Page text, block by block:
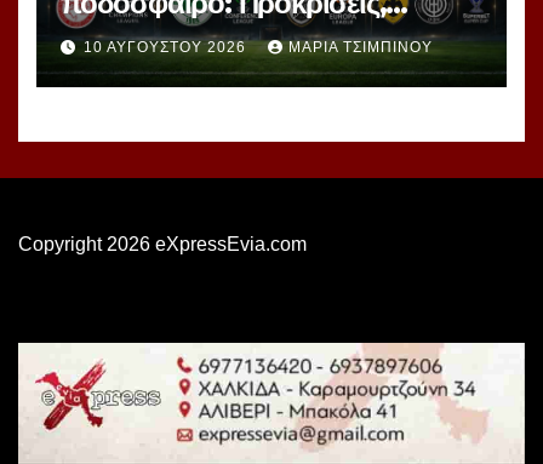
ανατροπές και ο πρώτος τίτλος
10 ΑΥΓΟΎΣΤΟΥ 2026 ΜΑΡΊΑ ΤΣΙΜΠΙΝΟΎ
Copyright 2026 eXpressEvia.com